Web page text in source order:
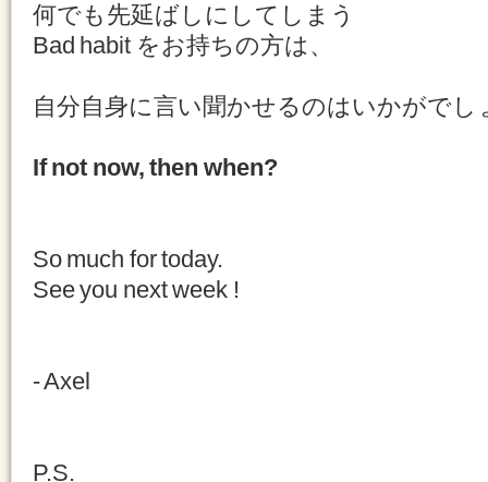
何でも先延ばしにしてしまう
Bad habit をお持ちの方は、
自分自身に言い聞かせるのはいかがでし
If not now, then when?
So much for today.
See you next week !
- Axel
P.S.